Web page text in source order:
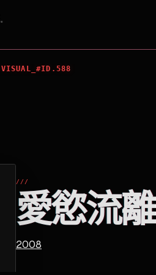
.
VISUAL_#ID.588
///
愛慾流離
2008